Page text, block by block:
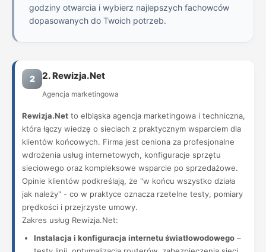
godziny otwarcia i wybierz najlepszych fachowców
dopasowanych do Twoich potrzeb.
2 2. Rewizja.Net
Agencja marketingowa
Rewizja.Net to elbląska agencja marketingowa i techniczna,
która łączy wiedzę o sieciach z praktycznym wsparciem dla
klientów końcowych. Firma jest ceniona za profesjonalne
wdrożenia usług internetowych, konfiguracje sprzętu
sieciowego oraz kompleksowe wsparcie po sprzedażowe.
Opinie klientów podkreślają, że "w końcu wszystko działa
jak należy" - co w praktyce oznacza rzetelne testy, pomiary
prędkości i przejrzyste umowy.
Zakres usług Rewizja.Net:
Instalacja i konfiguracja internetu światłowodowego –